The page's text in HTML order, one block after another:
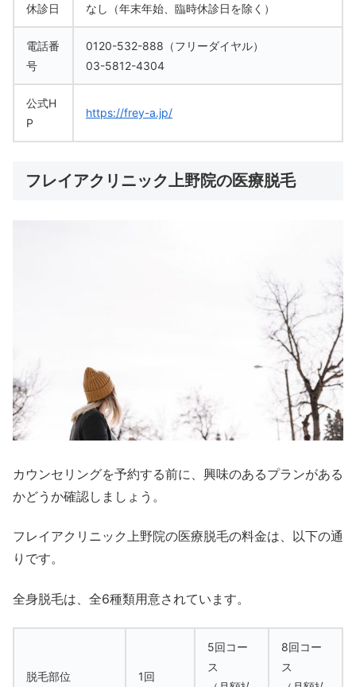
休診日 なし（年末年始、臨時休診日を除く）
電話番
号
0120-532-888（フリーダイヤル）
03-5812-4304
公式H
P
https://frey-a.jp/
フレイアクリニック上野院の医療脱毛
カウンセリングを予約する前に、興味のあるプランがある
かどうか確認しましょう。
フレイアクリニック上野院の医療脱毛の料金は、以下の通
りです。
全身脱毛は、全6種類用意されています。
脱毛部位 1回
5回コー
ス
8回コー
ス